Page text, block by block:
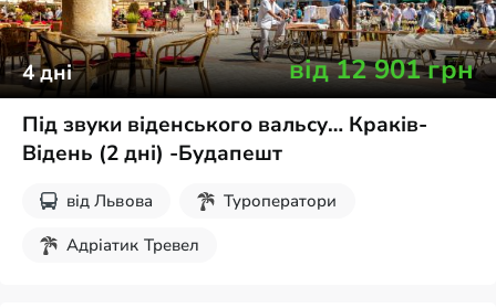
4дні від12 901грн
Під звуки віденського вальсу… Краків-
Відень (2 дні) -Будапешт
від Львова
Туроператори
Адріатик Тревел